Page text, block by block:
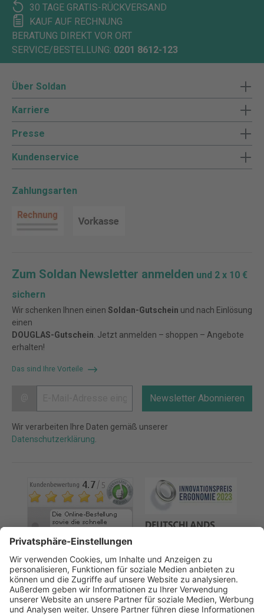
30 TAGE GRATIS-RÜCKVERSAND
KAUF AUF RECHNUNG
BERATUNG DIREKT VOR ORT
SERVICE/BESTELLUNG: 0201 8612-123
Über Soldan
Karriere
Presse
Kundenservice
Zahlungsarten
Zum Soldan Newsletter anmelden und 2 x 10 €
sichern
Wir schenken Ihnen einen Soldan-Gutschein und nach Einlösung
einen
DOUGLAS-Gutschein . Jetzt anmelden – shoppen – Angebote
erhalten!
Das sind Ihre Vorteile
Newsletter Abonnieren
Wir verarbeiten Ihre Daten gemäß unserer
Datenschutzerklärung